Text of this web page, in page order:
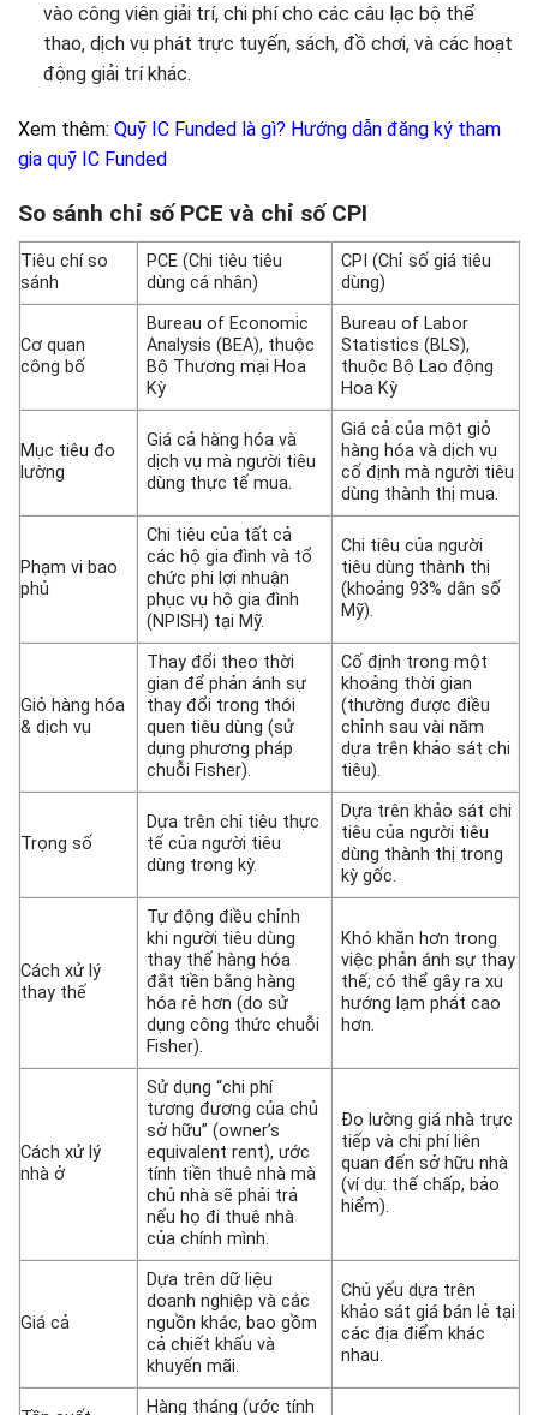
vào công viên giải trí, chi phí cho các câu lạc bộ thể
thao, dịch vụ phát trực tuyến, sách, đồ chơi, và các hoạt
động giải trí khác.
Xem thêm: Quỹ IC Funded là gì? Hướng dẫn đăng ký tham
gia quỹ IC Funded
So sánh chỉ số PCE và chỉ số CPI
Tiêu chí so
sánh
PCE (Chi tiêu tiêu
dùng cá nhân)
CPI (Chỉ số giá tiêu
dùng)
Cơ quan
công bố
Bureau of Economic
Analysis (BEA), thuộc
Bộ Thương mại Hoa
Kỳ
Bureau of Labor
Statistics (BLS),
thuộc Bộ Lao động
Hoa Kỳ
Mục tiêu đo
lường
Giá cả hàng hóa và
dịch vụ mà người tiêu
dùng thực tế mua.
Giá cả của một giỏ
hàng hóa và dịch vụ
cố định mà người tiêu
dùng thành thị mua.
Phạm vi bao
phủ
Chi tiêu của tất cả
các hộ gia đình và tổ
chức phi lợi nhuận
phục vụ hộ gia đình
(NPISH) tại Mỹ.
Chi tiêu của người
tiêu dùng thành thị
(khoảng 93% dân số
Mỹ).
Giỏ hàng hóa
& dịch vụ
Thay đổi theo thời
gian để phản ánh sự
thay đổi trong thói
quen tiêu dùng (sử
dụng phương pháp
chuỗi Fisher).
Cố định trong một
khoảng thời gian
(thường được điều
chỉnh sau vài năm
dựa trên khảo sát chi
tiêu).
Trọng số
Dựa trên chi tiêu thực
tế của người tiêu
dùng trong kỳ.
Dựa trên khảo sát chi
tiêu của người tiêu
dùng thành thị trong
kỳ gốc.
Cách xử lý
thay thế
Tự động điều chỉnh
khi người tiêu dùng
thay thế hàng hóa
đắt tiền bằng hàng
hóa rẻ hơn (do sử
dụng công thức chuỗi
Fisher).
Khó khăn hơn trong
việc phản ánh sự thay
thế; có thể gây ra xu
hướng lạm phát cao
hơn.
Cách xử lý
nhà ở
Sử dụng “chi phí
tương đương của chủ
sở hữu” (owner’s
equivalent rent), ước
tính tiền thuê nhà mà
chủ nhà sẽ phải trả
nếu họ đi thuê nhà
của chính mình.
Đo lường giá nhà trực
tiếp và chi phí liên
quan đến sở hữu nhà
(ví dụ: thế chấp, bảo
hiểm).
Giá cả
Dựa trên dữ liệu
doanh nghiệp và các
nguồn khác, bao gồm
cả chiết khấu và
khuyến mãi.
Chủ yếu dựa trên
khảo sát giá bán lẻ tại
các địa điểm khác
nhau.
Hàng tháng (ước tính